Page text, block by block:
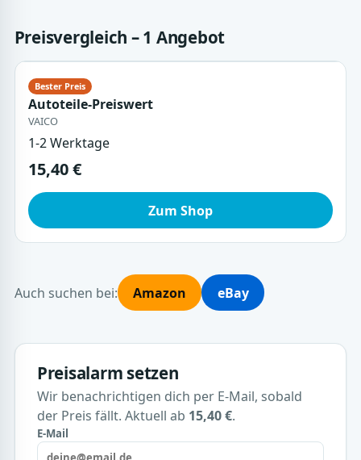
Preisvergleich – 1 Angebot
Autoteile-Preiswert
VAICO
1-2 Werktage
15,40 €
Zum Shop
Auch suchen bei: Amazon eBay
Preisalarm setzen
Wir benachrichtigen dich per E-Mail, sobald
der Preis fällt. Aktuell ab 15,40 €.
E-Mail